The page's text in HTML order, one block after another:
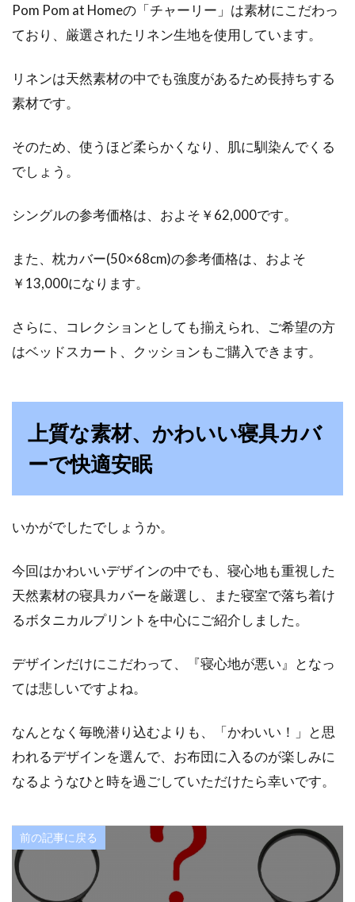
Pom Pom at Homeの「チャーリー」は素材にこだわっ
ており、厳選されたリネン生地を使用しています。
リネンは天然素材の中でも強度があるため長持ちする
素材です。
そのため、使うほど柔らかくなり、肌に馴染んでくる
でしょう。
シングルの参考価格は、およそ￥62,000です。
また、枕カバー(50×68cm)の参考価格は、およそ
￥13,000になります。
さらに、コレクションとしても揃えられ、ご希望の方
はベッドスカート、クッションもご購入できます。
上質な素材、かわいい寝具カバ
ーで快適安眠
いかがでしたでしょうか。
今回はかわいいデザインの中でも、寝心地も重視した
天然素材の寝具カバーを厳選し、また寝室で落ち着け
るボタニカルプリントを中心にご紹介しました。
デザインだけにこだわって、『寝心地が悪い』となっ
ては悲しいですよね。
なんとなく毎晩潜り込むよりも、「かわいい！」と思
われるデザインを選んで、お布団に入るのが楽しみに
なるようなひと時を過ごしていただけたら幸いです。
前の記事に戻る